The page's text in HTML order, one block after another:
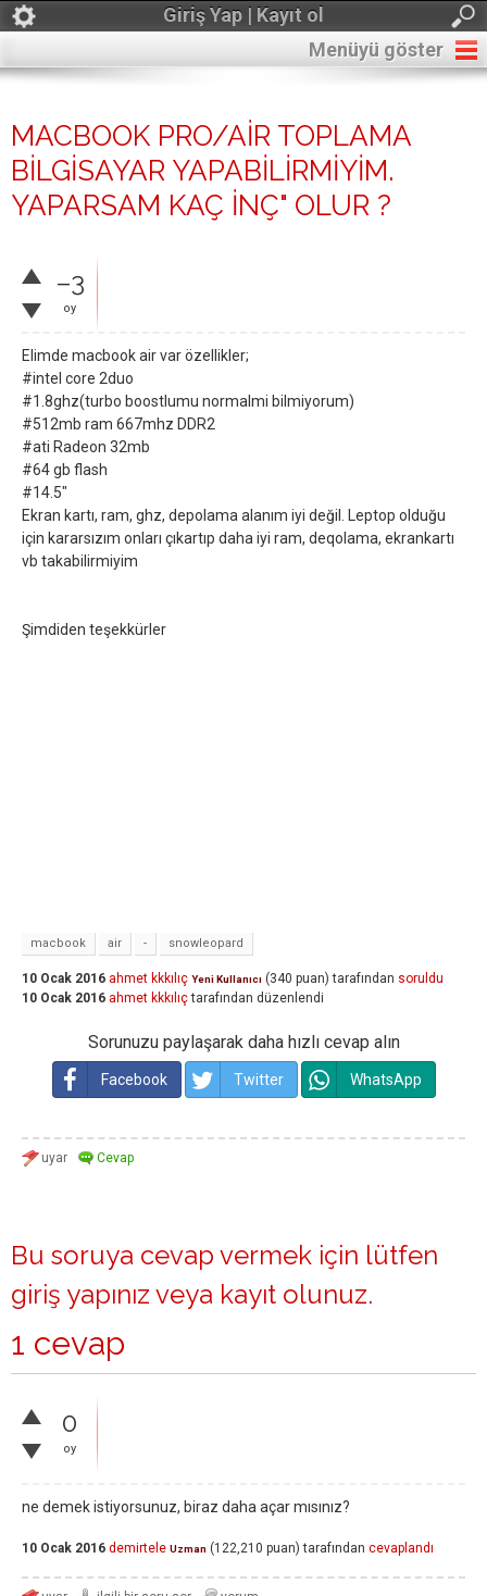
Giriş Yap | Kayıt ol
Menüyü göster
MACBOOK PRO/AİR TOPLAMA
BİLGİSAYAR YAPABİLİRMİYİM.
YAPARSAM KAÇ İNÇ" OLUR ?
–3
oy
Elimde macbook air var özellikler;
#intel core 2duo
#1.8ghz(turbo boostlumu normalmi bilmiyorum)
#512mb ram 667mhz DDR2
#ati Radeon 32mb
#64 gb flash
#14.5"
Ekran kartı, ram, ghz, depolama alanım iyi değil. Leptop olduğu
için kararsızım onları çıkartıp daha iyi ram, deqolama, ekrankartı
vb takabilirmiyim
Şimdiden teşekkürler
macbook air - snowleopard
10 Ocak 2016 ahmet kkkılıç Yeni Kullanıcı (340 puan) tarafından soruldu
10 Ocak 2016 ahmet kkkılıçtarafından düzenlendi
Sorunuzu paylaşarak daha hızlı cevap alın
Facebook Twitter WhatsApp
Bu soruya cevap vermek için lütfen
giriş yapınız veya kayıt olunuz.
1 cevap
0
oy
ne demek istiyorsunuz, biraz daha açar mısınız?
10 Ocak 2016 demirtele Uzman (122,210 puan) tarafından cevaplandı